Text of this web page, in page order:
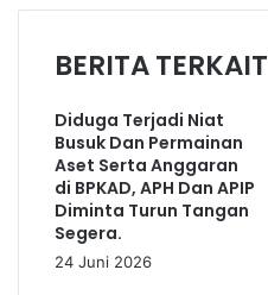
BERITA TERKAIT
Diduga Terjadi Niat
Busuk Dan Permainan
Aset Serta Anggaran
di BPKAD, APH Dan APIP
Diminta Turun Tangan
Segera.
24 Juni 2026